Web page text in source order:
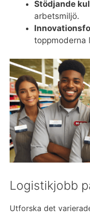
Stödjande
arbetsmiljö.
toppmoderna
Logistikjobb
Utforska det